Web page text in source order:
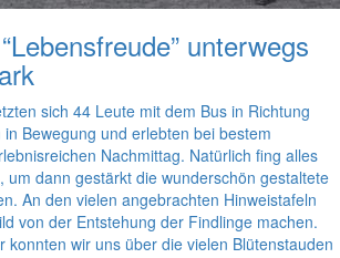
unterwegs
sich 44 Leute mit dem Bus in Richtung
Bewegung und erlebten bei bestem
Nachmittag. Natürlich fing alles
um dann gestärkt die wunderschön gestaltete
An den vielen angebrachten Hinweistafeln
von der Entstehung der Findlinge machen.
konnten wir uns über die vielen Blütenstauden